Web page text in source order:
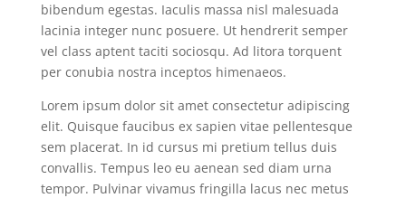
bibendum egestas. Iaculis massa nisl malesuada
lacinia integer nunc posuere. Ut hendrerit semper
vel class aptent taciti sociosqu. Ad litora torquent
per conubia nostra inceptos himenaeos.
Lorem ipsum dolor sit amet consectetur adipiscing
elit. Quisque faucibus ex sapien vitae pellentesque
sem placerat. In id cursus mi pretium tellus duis
convallis. Tempus leo eu aenean sed diam urna
tempor. Pulvinar vivamus fringilla lacus nec metus